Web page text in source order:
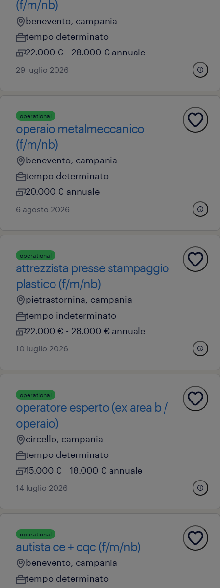
(f/m/nb)
benevento, campania
tempo determinato
22.000 € - 28.000 € annuale
29 luglio 2026
operational
operaio metalmeccanico
(f/m/nb)
benevento, campania
tempo determinato
20.000 € annuale
6 agosto 2026
operational
attrezzista presse stampaggio
plastico (f/m/nb)
pietrastornina, campania
tempo indeterminato
22.000 € - 28.000 € annuale
10 luglio 2026
operational
operatore esperto (ex area b /
operaio)
circello, campania
tempo determinato
15.000 € - 18.000 € annuale
14 luglio 2026
operational
autista ce + cqc (f/m/nb)
benevento, campania
tempo determinato